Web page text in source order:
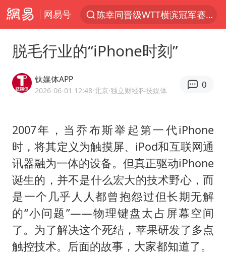
网易号
上半年我国机械工业经济运行稳中有进
四川宜宾市高县发生4.9级地震
超颖电子拟投资20.86亿建设新项目
向鹏0-3不敌张本智和
广东雷州通报特教老师招聘违规事件
“立秋的第一杯奶茶”又爆单了
泰国枪击案凶手先杀祖父母后行凶
宇树科技中一签需缴款7.54万元
脱毛行业的“iPhone时刻”
钛媒体APP
2026-06-01 12:48·北京·独立财经科技媒体
0
2007年，当乔布斯举起第一代iPhone
时，将其定义为触摸屏、iPod和互联网通
讯器融为一体的设备。但真正驱动iPhone
诞生的，并不是什么宏大的技术野心，而
是一个几乎人人都曾抱怨过但长期无解
的“小问题”——物理键盘太占屏幕空间
了。为了解决这个死结，苹果研发了多点
触控技术。后面的故事，大家都知道了。